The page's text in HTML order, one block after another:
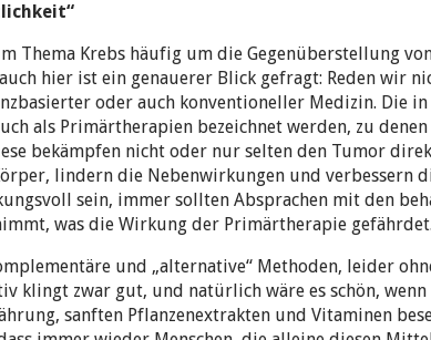
Thema Krebs häufig um die Gegenüberstellung
hier ist ein genauerer Blick gefragt: Reden wir
oder auch konventioneller Medizin. Die
als Primärtherapien bezeichnet werden, zu
bekämpfen nicht oder nur selten den Tumor
lindern die Nebenwirkungen und verbessern
sein, immer sollten Absprachen mit den
was die Wirkung der Primärtherapie gefährdet.
und „alternative“ Methoden, leider
klingt zwar gut, und natürlich wäre es schön,
sanften Pflanzenextrakten und Vitaminen